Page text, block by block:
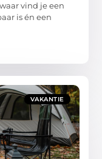
vind je een
is én een
VAKANTIE